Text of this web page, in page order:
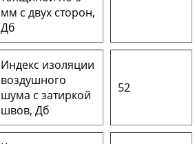
мм с двух сторон,
Дб
Индекс изоляции
воздушного
шума с затиркой
швов, Дб
52